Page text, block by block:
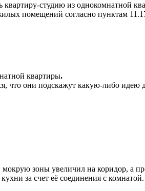
студию из однокомнатной
помещений согласно пунктам
квартиры.
что они подскажут какую-либо
зоны увеличил на коридор, а
за счет её соединения с